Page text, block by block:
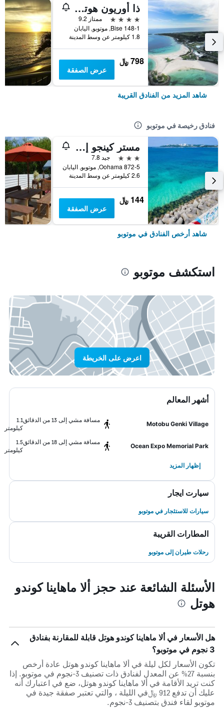
ذا أوريون هوتل موتوبو ريزورت آند سبا
4 نجوم
ممتاز 9.2
148-1 Bise, موتوبو, اليابان
1.8 كيلومتر عن وسط المدينة
798 ﷼
عرض الصفقة
شاهد المزيد من الفنادق القريبة
فنادق رخيصة في موتوبو
مستر كينجو إن موتوبو أوشن تيراس
3 نجوم
جيد 7.8
872-5 Oohama, موتوبو, اليابان
2.6 كيلومتر عن وسط المدينة
144 ﷼
عرض الصفقة
شاهد أرخص الفنادق في موتوبو
استكشف موتوبو
اعرض على الخريطة
أشهر المعالم
Motobu Genki Village
مسافة مشي إلى 13 من الدقائق
1.1
كيلومتر
Ocean Expo Memorial Park
مسافة مشي إلى 18 من الدقائق
1.5
كيلومتر
إظهار المزيد
سيارت ايجار
سيارات للاستئجار في موتوبو
المطارات القريبة
رحلات طيران إلى موتوبو
الأسئلة الشائعة عند حجز ألا ماهاينا كوندو
هوتل
هل الأسعار في ألا ماهاينا كوندو هوتل قابلة للمقارنة بفنادق
3 نجوم في موتوبو؟
تكون الأسعار لكل ليلة في ألا ماهاينا كوندو هوتل عادة أرخص
بنسبة 27% عن المعدل لفنادق ذات تصنيف 3-نجوم في موتوبو. إذا
كنت تريد الأقامة في ألا ماهاينا كوندو هوتل، ضع في اعتبارك أنه
عليك أن تدفع 912 ﷼في الليلة ، والتي تعتبر صفقة جيدة في
موتوبو لقاء فندق بتصنيف 3-نجوم.